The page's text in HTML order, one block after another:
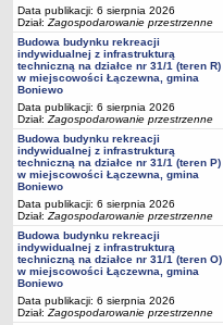
Data publikacji: 6 sierpnia 2026
Dział: Zagospodarowanie przestrzenne
Budowa budynku rekreacji
indywidualnej z infrastrukturą
techniczną na działce nr 31/1 (teren R)
w miejscowości Łączewna, gmina
Boniewo
Data publikacji: 6 sierpnia 2026
Dział: Zagospodarowanie przestrzenne
Budowa budynku rekreacji
indywidualnej z infrastrukturą
techniczną na działce nr 31/1 (teren P)
w miejscowości Łączewna, gmina
Boniewo
Data publikacji: 6 sierpnia 2026
Dział: Zagospodarowanie przestrzenne
Budowa budynku rekreacji
indywidualnej z infrastrukturą
techniczną na działce nr 31/1 (teren O)
w miejscowości Łączewna, gmina
Boniewo
Data publikacji: 6 sierpnia 2026
Dział: Zagospodarowanie przestrzenne